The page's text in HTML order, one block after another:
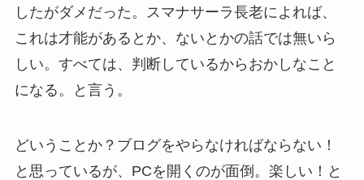
したがダメだった。スマナサーラ長老によれば、
これは才能があるとか、ないとかの話では無いら
しい。すべては、判断しているからおかしなこと
になる。と言う。
どいうことか？ブログをやらなければならない！
と思っているが、PCを開くのが面倒。楽しい！と